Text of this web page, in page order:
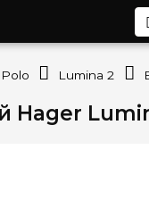
Lumina 2